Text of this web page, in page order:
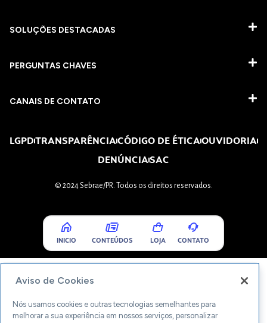
SOLUÇÕES DESTACADAS
PERGUNTAS CHAVES​
CANAIS DE CONTATO
LGPDTRANSPARÊNCIACÓDIGO DE ÉTICAOUVIDORIA
DENÚNCIASAC
© 2024 Sebrae/PR. Todos os direitos reservados.
INICIO CONTEÚDOS LOJA CONTATO
Aviso de Cookies
Nós usamos cookies e outras tecnologias semelhantes para
melhorar a sua experiência em nossos serviços, personalizar